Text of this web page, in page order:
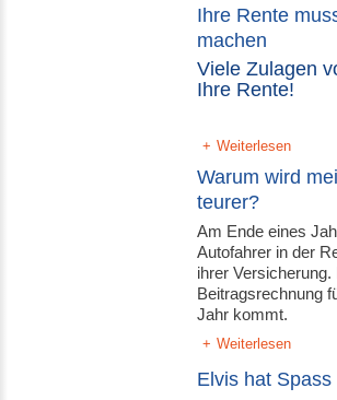
Ihre Rente
machen
Viele Zulagen
Ihre Rente!
Weiterlesen
Warum wird
teurer?
Am Ende eines
Autofahrer in der
ihrer Versicherung.
Beitragsrechnung
Jahr kommt.
Weiterlesen
Elvis hat Spass